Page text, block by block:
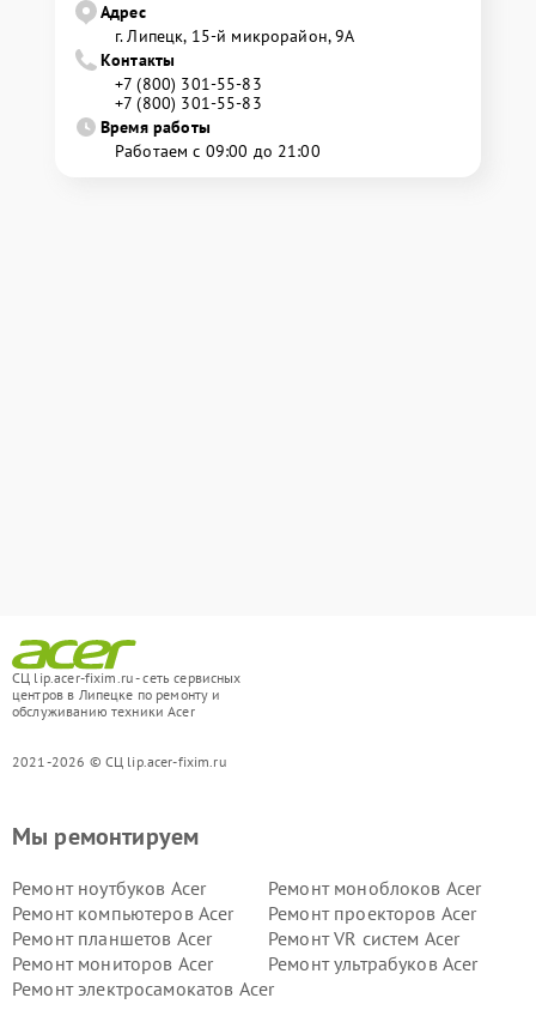
Адрес
г. Липецк, 15-й микрорайон, 9А
Контакты
+7 (800) 301-55-83
+7 (800) 301-55-83
Время работы
Работаем с 09:00 до 21:00
СЦ lip.acer-fixim.ru - сеть сервисных
центров в Липецке по ремонту и
обслуживанию техники Acer
2021-2026 © СЦ lip.acer-fixim.ru
Мы ремонтируем
Ремонт ноутбуков Acer
Ремонт моноблоков Acer
Ремонт компьютеров Acer
Ремонт проекторов Acer
Ремонт планшетов Acer
Ремонт VR систем Acer
Ремонт мониторов Acer
Ремонт ультрабуков Acer
Ремонт электросамокатов Acer